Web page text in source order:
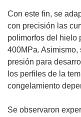
Con este fin, se
con precisión las
polimorfos del hielo
400MPa.
presión para
los perfiles de la
congelamiento
Se observaron